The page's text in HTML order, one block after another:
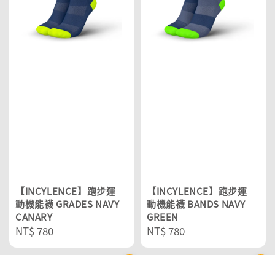
【INCYLENCE】跑步運
動機能襪 GRADES NAVY
CANARY
Regular
price
NT$ 780
【INCYLENCE】跑步運
動機能襪 BANDS NAVY
GREEN
Regular
price
NT$ 780